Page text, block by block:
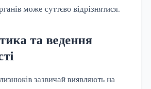
може суттєво відрізнятися.
та ведення
зазвичай виявляють на